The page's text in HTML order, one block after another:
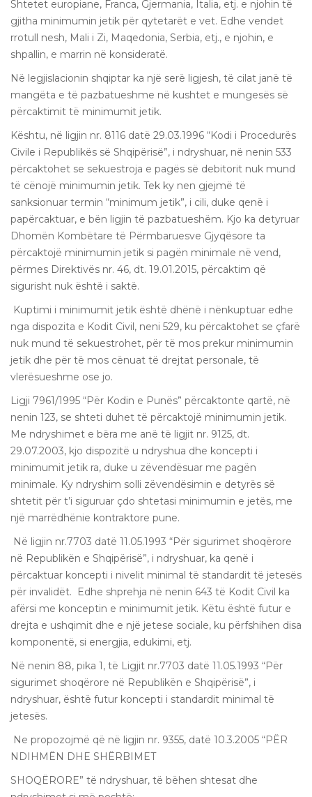
Shtetet europiane, Franca, Gjermania, Italia, etj. e njohin të
gjitha minimumin jetik për qytetarët e vet. Edhe vendet
rrotull nesh, Mali i Zi, Maqedonia, Serbia, etj., e njohin, e
shpallin, e marrin në konsideratë.
Në legjislacionin shqiptar ka një serë ligjesh, të cilat janë të
mangëta e të pazbatueshme në kushtet e mungesës së
përcaktimit të minimumit jetik.
Kështu, në ligjin nr. 8116 datë 29.03.1996 “Kodi i Procedurës
Civile i Republikës së Shqipërisë”, i ndryshuar, në nenin 533
përcaktohet se sekuestroja e pagës së debitorit nuk mund
të cënojë minimumin jetik. Tek ky nen gjejmë të
sanksionuar termin “minimum jetik”, i cili, duke qenë i
papërcaktuar, e bën ligjin të pazbatueshëm. Kjo ka detyruar
Dhomën Kombëtare të Përmbaruesve Gjyqësore ta
përcaktojë minimumin jetik si pagën minimale në vend,
përmes Direktivës nr. 46, dt. 19.01.2015, përcaktim që
sigurisht nuk është i saktë.
Kuptimi i minimumit jetik është dhënë i nënkuptuar edhe
nga dispozita e Kodit Civil, neni 529, ku përcaktohet se çfarë
nuk mund të sekuestrohet, për të mos prekur minimumin
jetik dhe për të mos cënuat të drejtat personale, të
vlerësueshme ose jo.
Ligji 7961/1995 “Për Kodin e Punës” përcaktonte qartë, në
nenin 123, se shteti duhet të përcaktojë minimumin jetik.
Me ndryshimet e bëra me anë të ligjit nr. 9125, dt.
29.07.2003, kjo dispozitë u ndryshua dhe koncepti i
minimumit jetik ra, duke u zëvendësuar me pagën
minimale. Ky ndryshim solli zëvendësimin e detyrës së
shtetit për t’i siguruar çdo shtetasi minimumin e jetës, me
një marrëdhënie kontraktore pune.
Në ligjin nr.7703 datë 11.05.1993 “Për sigurimet shoqërore
në Republikën e Shqipërisë”, i ndryshuar, ka qenë i
përcaktuar koncepti i nivelit minimal të standardit të jetesës
për invalidët. Edhe shprehja në nenin 643 të Kodit Civil ka
afërsi me konceptin e minimumit jetik. Këtu është futur e
drejta e ushqimit dhe e një jetese sociale, ku përfshihen disa
komponentë, si energjia, edukimi, etj.
Në nenin 88, pika 1, të Ligjit nr.7703 datë 11.05.1993 “Për
sigurimet shoqërore në Republikën e Shqipërisë”, i
ndryshuar, është futur koncepti i standardit minimal të
jetesës.
Ne propozojmë që në ligjin nr. 9355, datë 10.3.2005 “PËR
NDIHMËN DHE SHËRBIMET
SHOQËRORE” të ndryshuar, të bëhen shtesat dhe